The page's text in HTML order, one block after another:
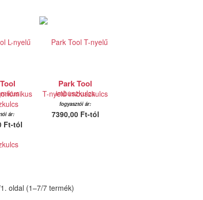
ár:
Ft-tól
Park Tool
T-nyelű imbuszkulcs
fogyasztói ár:
7390,00 Ft-tól
oldal (1–7/7 termék)